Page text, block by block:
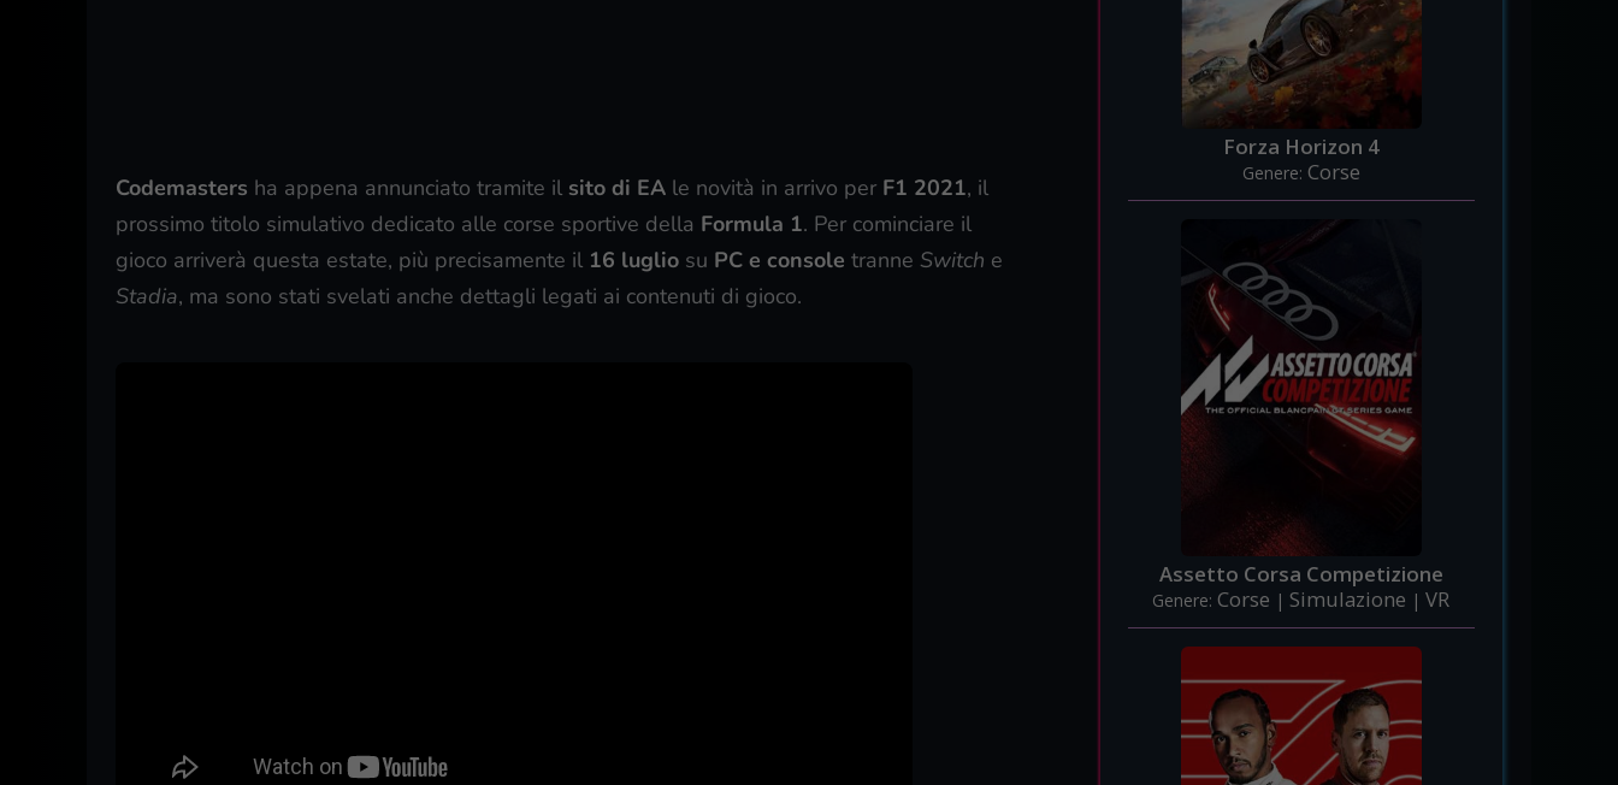
Codemasters ha appena annunciato tramite il sito di EA le novità in arrivo per F1 2021, il
prossimo titolo simulativo dedicato alle corse sportive della Formula 1. Per cominciare il
gioco arriverà questa estate, più precisamente il 16 luglio su PC e console tranne Switch e
Stadia, ma sono stati svelati anche dettagli legati ai contenuti di gioco.
Forza Horizon 4
Genere: Corse
Assetto Corsa Competizione
Genere:Corse | Simulazione |VR